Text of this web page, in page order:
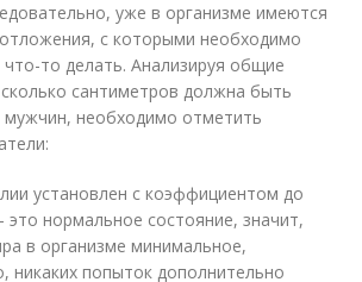
уже в организме имеются
с которыми необходимо
то делать. Анализируя общие
сантиметров должна быть
необходимо отметить
установлен с коэффициентом до
это нормальное состояние, значит,
в организме минимальное,
никаких попыток дополнительно